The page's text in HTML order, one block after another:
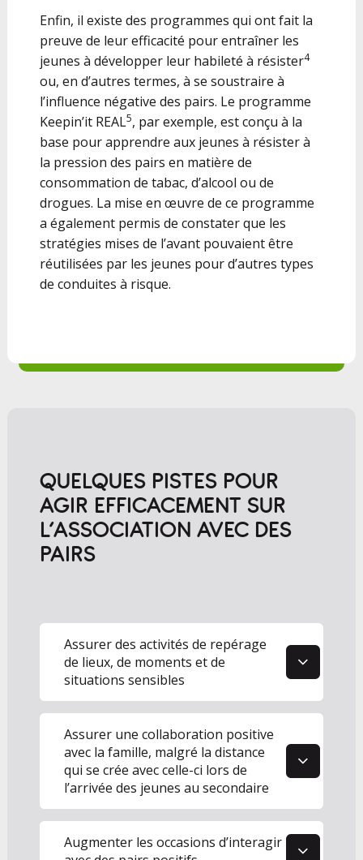
Enfin, il existe des programmes qui ont fait la
preuve de leur efficacité pour entraîner les
jeunes à développer leur habileté à résister4
ou, en d’autres termes, à se soustraire à
l’influence négative des pairs. Le programme
Keepin’it REAL5, par exemple, est conçu à la
base pour apprendre aux jeunes à résister à
la pression des pairs en matière de
consommation de tabac, d’alcool ou de
drogues. La mise en œuvre de ce programme
a également permis de constater que les
stratégies mises de l’avant pouvaient être
réutilisées par les jeunes pour d’autres types
de conduites à risque.
QUELQUES PISTES POUR
AGIR EFFICACEMENT SUR
L’ASSOCIATION AVEC DES
PAIRS
Assurer des activités de repérage
de lieux, de moments et de
situations sensibles
Assurer une collaboration positive
avec la famille, malgré la distance
qui se crée avec celle-ci lors de
l’arrivée des jeunes au secondaire
Augmenter les occasions d’interagir